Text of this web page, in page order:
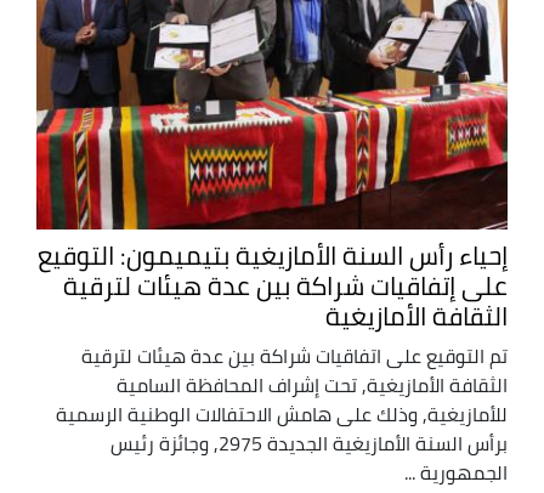
إحياء رأس السنة الأمازيغية بتيميمون: التوقيع
على إتفاقيات شراكة بين عدة هيئات لترقية
الثقافة الأمازيغية
تم التوقيع على اتفاقيات شراكة بين عدة هيئات لترقية
الثقافة الأمازيغية, تحت إشراف المحافظة السامية
للأمازيغية, وذلك على هامش الاحتفالات الوطنية الرسمية
برأس السنة الأمازيغية الجديدة 2975, وجائزة رئيس
الجمهورية ...